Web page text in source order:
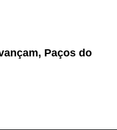
Paços do